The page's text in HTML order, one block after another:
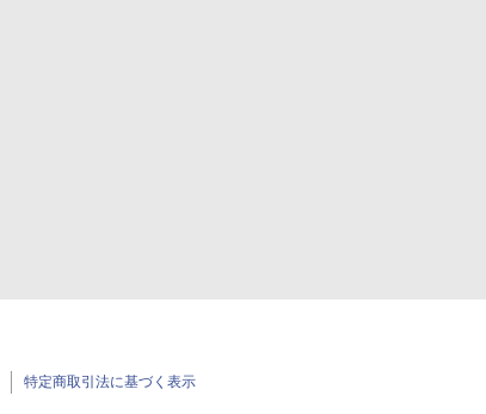
特定商取引法に基づく表示